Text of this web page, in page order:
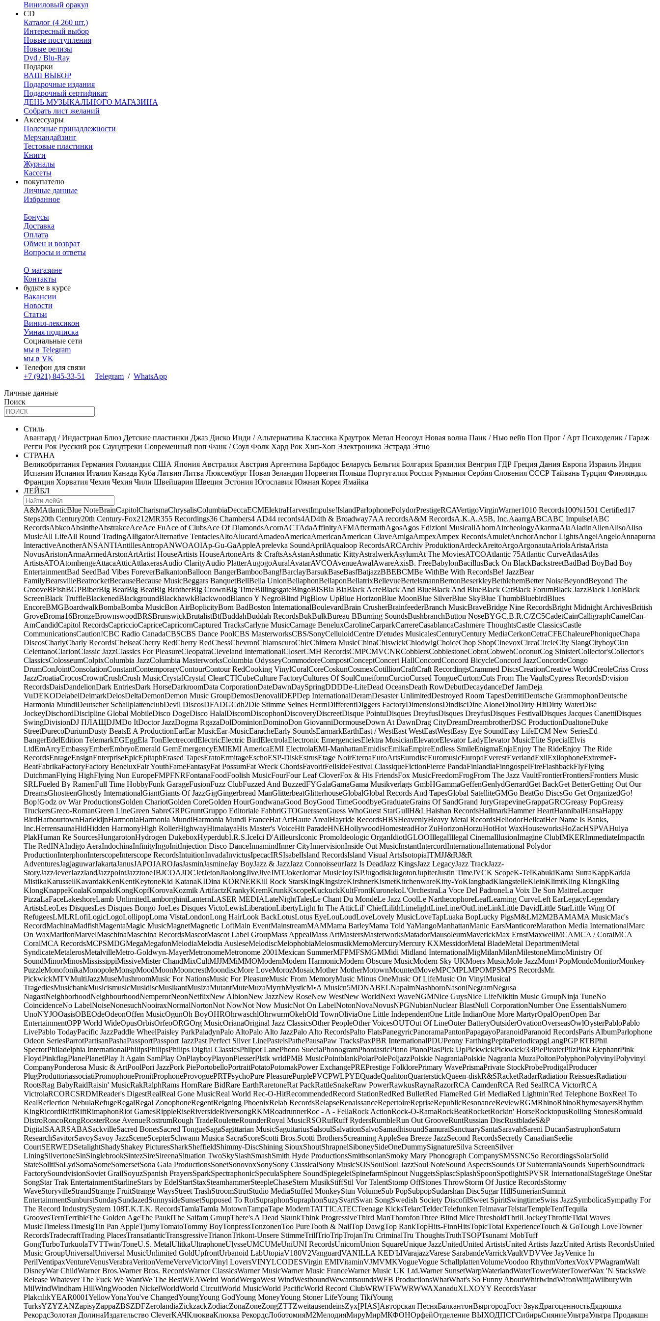
Виниловый оракул
CD
Каталог (4 260 шт.)
Интересный выбор
Новые поступления
Новые релизы
Dvd / Blu-Ray
Подарки
ВАШ ВЫБОР
Подарочные издания
Подарочный сертификат
ДЕНЬ МУЗЫКАЛЬНОГО МАГАЗИНА
Собрать лист желаний
Аксессуары
Полезные принадлежности
Мерчандайзинг
Тестовые пластинки
Книги
Журналы
Кассеты
покупателю
Личные данные
Избранное
Бонусы
Доставка
Оплата
Обмен и возврат
Вопросы и ответы
О магазине
Контакты
будьте в курсе
Вакансии
Новости
Статьи
Винил-лексикон
Умная подписка
Социальные сети
мы в Telegram
мы в VK
Телефон для связи
+7 (921) 845-33-51
Telegram / WhatsApp
Личные данные
Поиск
Стиль
Авангард / Индастриал Блюз Детские пластинки Джаз Диско Инди / Альтернатива Классика Краутрок Метал Неосоул Новая волна Панк / Нью вейв Поп Прог / Арт Психоделик / Гараж
Регги Рок Русский рок Саундтреки Современный поп Фанк / Соул Фолк Хард Рок Хип-Хоп Электроника Эстрада Этно
СТРАНА
Великобритания Германия Голландия США Япония Австралия Австрия Аргентина Барбадос Беларусь Бельгия Болгария Бразилия Венгрия ГДР Греция Дания Европа Израиль Индия
Испания Испания Италия Канада Куба Латвия Литва Люксембург Новая Зеландия Норвегия Польша Португалия Россия Румыния Сербия Словения СССР Тайвань Турция Финляндия
Франция Хорватия Чехия Чехия Чили Швейцария Швеция Эстония Югославия Южная Корея Ямайка
ЛЕЙБЛ
A&MAtlanticBlue NoteBrainCapitolCharismaChrysalisColumbiaDeccaECMElektraHarvestImpulse!IslandParlophonePolydorPrestigeRCAVertigoVirginWarner1010 Records100%1501 Certified17
Steps20th Century20th Century-Fox21 2MR355 Recordings36 Chambers4 AD44 records4AD4th & Broadway7AA recordsA&M RecordsA.K.A.A5B, Inc.AaarrgABCABC Impulse!ABC
RecordsAbkcoAbsintheAbstrakceAceAce FuAce of ClubsAce Of DiamondsAcornACTAdaAffinityAFMAftermathAgosAgos Edizioni MusicaliAhornAircheologyAkarmaAlaAladinAlienAlisoAliso
MusicAll LifeAll Round TradingAlligatorAlternative TentaclesAltoAlucardAmadeoAmericaAmericanAmerican ClaveAmigaAmpexAmpex RecordsAmuletAnchorAnchor LightsAngelAngeloAnnapurna
InteractiveAnotherANSANTIAntillesAntropANWOAOIAp-Gu-GaAppleAprelevka SoundAprilAqualoop RecordsARCArchiv ProduktionArdeckAreitoArgoArgonautaAriolaAristaArista
NovusAristonArmaArmedArstonArtArtist HouseArtists HouseArtoneArts & CraftsAsAstanAsthmatic KittyAstralwerkAsylumAt The MoviesATCOAtlantic 75Atlantic CurveAtlasAtlas
ArtistsATOAtomhengeAttacaAtticAttlaxerasAudio ClarityAudio PlatterAugogoAuralAvatarAVCOAvenueAwalAwareAxisB. FreeBabylonBacillusBack On BlackBackstreetBadBad BoyBad Boy
EntertainmentBad SeedBad Vibes ForeverBalkantonBalloon BangerBambooBang!BarclayBarsukBaseBasfBatjazzBBEBCMBe WithBe With RecordsBe! JazzBear
FamilyBearsvilleBeatrocketBecauseBecause MusicBeggars BanquetBellBella UnionBellaphonBellaponBellatrixBellevueBertelsmannBertonBeserkleyBethlehemBetter NoiseBeyondBeyond The
GrooveBFishBGPBiberBig BearBig BeatBig BrotherBig CrownBig TimeBillingsgateBingoBISBla BlaBlack AcreBlack And BlueBlack And BlueBlack CatBlack ForumBlack JazzBlack LionBlack
ScreenBlack TruffleBlackenedBlackgroundBlackhawkBlackwoodBlanco Y NegroBlind PigBlow UpBlue HorizonBlue MoonBlue SilverBlue SkyBlue ThumbBluebirdBlues
EncoreBMGBoardwalkBombaBomba MusicBon AirBoplicityBorn BadBoston InternationalBoulevardBrain CrusherBrainfeederBranch MusicBraveBridge Nine RecordsBright Midnight ArchivesBritish
GroveBroma16BronzeBrownswoodBRSBrunswickBrutalistBtfBuddahBuddah RecordsBukBulkBureau BBurning SoundsBushbranchButton NoseBYGC.B.R.C/ZC5CadetCainCalligraphCamelCan-
AmCandidCapitol RecordsCapriccioCapriceCapricornCaptured TracksCarlyne MusicCarnage BeneluxCarolineCarparkCarrereCasablancaCashmere ThoughtsCastle ClassicsCastle
CommunicationsCaution!CBC Radio CanadaCBSCBS Dance PoolCBS MasterworksCBS/SonyCelluloidCentre D'etudes MusicalesCenturyCentury MediaCerkonCetraCFEChaleurePhoniqueChapa
DiscosCharlyCharly RecordsChelseaCherry RedCherry RedChessChevronChiaroscuroChicChimera MusicChinaChiswickChlodwigChoiceChop ShopCinevoxCircaCircleCity SlangCityboyClan
CelentanoClarionClassic JazzClassics For PleasureCleopatraCleveland InternationalCloserCMH RecordsCMPCMVCNRCobblersCobblestoneCobraCobwebCoconutCog SinisterCollector'sCollector's
ClassicsColosseumColpixColumbia JazzColumbia MasterworksColumbia OdysseyCommodoreCompostConceptConcert HallConcordConcord BicycleConcord JazzConcordeCongo
DrumConJointConsolationConstantContemporaryContourContour RedCooking VinylCoralCoreCoskunCosmexCotillionCraftCraft RecordingsCrammed DiscsCreationCreative WorldCreoleCriss Cross
JazzCroatiaCrocosCrownCrushCrush MusicCrystalCrystal ClearCTICubeCulture FactoryCultures Of SoulCuneiformCurcioCursed TongueCurtomCuts From The VaultsCypress RecordsD:vision
RecordsDaisDandelionDark EntriesDark HorseDarkroomData CorporationDateDawnDaySpringDDDDe-LiteDead OceansDeath RowDebutDecaydanceDef JamDeja
VuDEKODelabelDelmarkDelosDeltaDemonDemon Music GroupDemosDenovaliDEPDep InternationalDeramDesaster UnlimitedDestroyed Room TapesDetritiDeutsche GrammophonDeutsche
Harmonia MundiDeutscher SchallplattenclubDevil DiscosDFADGCdh2Die Stimme Seines HerrnDifferentDiggers FactoryDimensionsDindiscDine AloneDinoDirty HitDirty WaterDisc
JockeyDischordDiscipline Global MobileDisco DogeDisco HalalDiscomDiscophonDiscoveryDiscreetDisque PointuDisques DreyfusDisques DreyfusDisques FestivalDisques Jacques CanettiDisques
SwingDivisionDJ ПЛАЩDJMDo ItDoctor JazzDogma RgazaDolDominionDominoDon GiovanniDormouseDown At DawnDrag CityDreamDreambrotherDSC ProductionDualtoneDuke
StreetDurecoDuriumDusty BeatsE A ProductionEarEar MusicEar-MusicEaracheEarly SoundsEarmarkEarthEast / WestEast WestEastWestEasy Eye SoundEasy LifeECM New SeriesEd
BangerEdelEdition TelemarkEGEggEla TonElectrecordElectricElectric BirdElectrolaElectronic EmergenciesElektra MusicianElevatorElevator LadyElevator MusicElite SpecialElvis
LtdEmArcyEmbassyEmberEmbryoEmerald GemEmergencyEMIEMI AmericaEMI ElectrolaEMI-ManhattanEmidiscEmikaEmpireEndless SmileEnigmaEnjaEnjoy The RideEnjoy The Ride
RecordsEnrageEnsignEnterpriseEpicEpitaphErased TapesEratoErmitageEschoESP-DiskEstrusEtage NoirEternaEuroArtsEurodiscEuromusicEuropaEverestEverlandExilExilophoneExtremeF-
BeatFabrikaFactoryFactory BeneluxFair YouthFameFantasyFat PossumFat Wreck ChordsFavoritFellsideFestival ClassiqueFictionFierce PandaFinlandiaFinngospelFireFlashbackFlyFlying
DutchmanFlying HighFlying Nun EuropeFMPFNRFontanaFoodFoolish MusicFourFour Leaf CloverFox & His FriendsFox MusicFreedomFrogFrom The Jazz VaultFrontierFrontiersFrontiers Music
SRLFueled By RamenFull Time HobbyFunk GarageFusionFuzz ClubFuzzed And BuzzedFYGalaGamaGama Musikverlags GmbHGammaGeffenGenlydGerrardGet BackGet BetterGetting Out Our
DreamsGhosteenGhostly InternationalGiantGiants Of JazzGigGingerbread ManGlitterbeatGlitterhouseGlobalGlobal Records And TapesGlobal SatelliteGMGo BeatGo DiscsGo Get OrganizedGo!
Bop!Godz ov War ProductionsGolden ChariotGolden CoreGolden HourGondwanaGood BoyGood TimeGoodbyeGraduateGrains Of SandGrand JuryGrapevineGrappaGRCGreasy PopGreasy
TruckersGreco-RomanGreen LineGreen SabreGRPGruntGruppo Editoriale FabbriGTOGuerssenGuess WhoGuest StarGullH&LHaishan RecordsHallmarkHammer HeartHannibalHansaHappy
BirdHarbourtownHarlekijnHarmoniaHarmonia MundiHarmonia Mundi FranceHat ArtHaute ArealHayride RecordsHBSHeavenlyHeavy Metal RecordsHeliodorHellcatHer Name Is Banks,
Inc.HerrensaunaHidHidden HarmonyHigh RollerHighwayHimalayaHis Master's VoiceHit ParadeHNEHollywoodHomesteadHor ZuHorizonHorzuHotHot WaxHouseworksHoZacHSPVAHulya
PlakHuman Re SourcesHungarotonHydrogen DukeboxHyperdubI.R.S.IceIci D'AilleursIconic PromoIdeologic OrganIdiotIGLOOIllegalIllegal CinemaIllusionImagine ClubIMKERImmediateImpactIn
The RedINAIndigo AeraIndochinaInfinityIngoInitInjection Disco DanceInnamindInner CityInnervisionInside Out MusicInstantIntercordInternationalInternational Polydor
ProductionInterphonInterscopeInterscope RecordsIntuitionInvadaInvictusIpecacIRSIsabelIsland RecordsIsland Visual ArtsIsotopiaITMJJ&RJ&R
AdventuresJagjaguwarJakartaJanusJAPOJAROJasJasminJasmineJay BoyJazz & JazzJazz ConnoisseurJazz Is DeadJazz KingsJazz LegacyJazz TrackJazz-
StoryJazz4everJazzlandJazzpointJazztoneJBJCOAJDCJetJetonJiaolongJiveJiveJMTJokerJomar MusicJoyJSPJugodiskJugotonJupiterJustin TimeJVCK ScopeK-TelKabukiKama SutraKappKarkia
MistikaKarussellKavardakKenKentKeytoneKid KatanaKIDina KORNERKill Rock StarsKingKingsizeKirshnerKismetKitchenwareKitty-YoKlangbadKlangstelleKleinKlimtKling KlangKling
KlongKnappeKoalaKompaktKongKopfKorovaKozmik ArtifactzKrankyKremKrunkKscopeKuckuckKultFrontKuronekoL'OrchestraLa Voce Del PadroneLa Voix De Son MaitreLacquer
PizzaLaFaceLakeshoreLamb UnlimitedLamborghiniLanternLASER MEDIALateNightTalesLe Chant Du MondeLe Jazz CoolLe NarthecophoreLeafLearning CurveLeft EarLegacyLegendary
ArtistsLeoLes DisquesLes Disques Bongo JoeLes Disques VictoLewisLiberationLibertyLight In The AtticLil' ChiefLilithLimelightLineLine/OutLineLinkLittle DavidLittle StarLittle Wing Of
RefugeesLMLRLofiLogicLogoLollipopLoma VistaLondonLong HairLook BackLotusLotus EyeLouLoudLoveLovely MusicLoveTapLuaka BopLucky PigsM&LM2M2BAMAMA MusicMac's
RecordMachinaMadfishMagentaMagic MusicMagnetMagnetic LoftMain EventMainstreamMAMMama BarleyMama Told YaMangoManhattanManic EarsManticoreMarathon Media InternationalMarc
On WaxMarifonMarvelMaschinaMaschina RecordsMascotMascot Label GroupMass AppealMass ArtMastersMasterworksMatadorMausoleumMaverickMax ErnstMaxwellMCAMCA / CoralMCA
CoralMCA RecordsMCPSMDGMegaMegafonMelodiaMelodia AusleseMelodiscMelophobiaMelosmusikMemoMercuryMercury KXMessidorMetal BladeMetal DepartmentMetal
SyndicateMetalerosMetalvilleMetro-Goldwyn-MayerMetronomeMetronome 2001Mexican SummerMFPMFSMGMMidi Midland InternationalMigMilanMilanMilestoneMimoMinistry Of
SoundMinorMinosMississippiMissiveMister ChandMixCultMJJMMiMMOModernModern HarmonicModern Obscure MusicModern Sky UKMoers MusicMole JazzMom+PopMondoMonitorMonkey
PuzzleMonofonikaMonopoleMonspMoodMoonMooncrestMoondiscMore LoveMorozMosaicMother MotherMotownMountedMoveMPCMPLMPOMPSMPS RecordsMr.
PickwickMTVMultiJazzMuseMushroomMusic For NationsMusic For PleasureMusic From MemoryMusic Minus OneMusic Of LifeMusic On VinylMusical
TragediesMusicbankMusicismusicMusidiscMusikantMusizaMutantMuteMuzaMyrrhMysticM•A Musicn5MDNABELNapalmNashboroNasoniNegramNegusa
NagastNeighborhoodNeighbourhoodNemperorNeonNetflixNew AlbionNew JazzNew RoseNew WestNew WorldNext WaveNGMNice GuysNice LifeNikitin Music GroupNinja TuneNo
CoincidenceNo LabelNoiseNonesuchNooiraxNormalNortonNot NowNot Now MusicNot On LabelNotonNovaNovusNPGNubianNuclear BlastNull CorporationNumber One EssentialsNumero
UnoNYJOOasisOBEOdeOdeonOffen MusicOgunOh BoyOHROhrwaschlOhrwurmOkehOld TownOliviaOne Little IndependentOne Little IndianOne More MartyrOpalOpenOpen Bar
EntertainmentOPP World WideOpusOrbisOrfeoORGOrg MusicOrianaOriginal Jazz ClassicsOther PeopleOther VoicesOUTOut Of LineOuter BatteryOutsiderOvationOverseasOwlOysterPabloPablo
LivePablo TodayPacific JazzPaddle WheelPaisley ParkPaladynPalo AltoPalo Alto JazzPalo Alto RecordsPalto FlatsPanegyricPanoramaPantonPapagayoParanoidParanoid RecordsParis AlbumParlophone
Odeon SeriesParrotPartisanPashaPassportPassport JazzPast Perfect Silver LinePastelsPathePausaPaw TracksPaxPBR InternationalPDUPenny FarthingPepitaPeriodicapgLangPGP RTBPhil
SpectorPhiladelphia InternationalPhilipsPhilipsPhilips Digital ClassicsPhilpot LanePhono SueciaPhonogramPhontasticPiano PianoPiasPick UpPickwickPickwick/33PiePieaterPilzPink ElephantPink
FloydPinkflagPlanePlanetPlay It Again SamPlay OnPlayboyPlayonPlesserPlstk wrldPMB MusicPointblankPolarPolePoljazzPolskie NagraniaPolskie Nagrania MuzaPoltonPolyphonPolyvinylPolyvinyl
CompanyPonderosa Music & ArtPoolPori JazzPork PiePortobelloPortraitPotatoPotomakPower ExchangePREPrestige FolklorePrimary WavePrismaPrivate StockProbeProdigalProducer
PlugProduttoriassociatiPromophonePronitProphoneProvoguePRTPsychoPure PleasurePurplePVCPWLPYEQuadeQualitonQuarterstickQueen-diskR&SRacketRadarRadiation ReissuesRadiation
RootsRag BabyRaidRaisin' MusicRakRalphRams HornRare BidRare EarthRaretoneRat PackRattleSnakeRaw PowerRawkusRaynaRazorRCA CamdenRCA Red SealRCA VictorRCA
VictrolaRCORCSRDMReader's DigestRealReal Gone MusicReal World Rec-O-HitRecommendedRecord StationRedRed BulletRed FlameRed Girl MediaRed Lightnin'Red Telephone BoxReel To
RealReflection NebulaRefugeRegalRegal ZonophoneRegentReigning PhoenixRelab RecordsRelapseRenaissanceRepertoireRepriseRepublicResonanceReviewRGMRhinoRhinoRhymesayersRhythm
KingRicordiRiffRiftRimaphonRiot GamesRippleRiseRiversideRiversongRKMRoadrunnerRoc - A - FellaRock ActionRock-O-RamaRockBeatRocketRockin' HorseRocktopusRolling StonesRomuald
DistroRoncoRongRoosterRose AvenueRostrumRough TradeRouletteRounderRoyal MusicRSORufRuff RydersRumbleRun Out GrooveRuntRussian DiscRustbladeS&P
DigitalSAARSABASackvilleSacred BonesSacred TongueSagaSagittarian MusicSaguitariusSalsoulSalvationSalvoSamadhisoundSamuraiSanctuarySantaSaravahSareni DucanSastruphonSaturn
ResearchSavitorSavoySavoy JazzSceneScepterSchwann Musica SacraScoreScotti Bros.Scotti BrothersScreaming AppleSea Breeze JazzSecond RecordsSecretly CanadianSeelie
CourtSERWEDSetalightShadyShakey PicturesSharkSheffieldShimmy-DiscShining SiouxShoutShrapnelSiboneySideOneDummySignatureSilva ScreenSilver
LiningSilvertoneSinSinglebrookSintezSireSireenaSituation TwoSkySlashSmashSmith Hyde ProductionsSmithsonianSmoky Mary Phonograph CompanySMSSNCSo RecordingsSolarSolid
StateSolitiSoLydSomaSomeSomersetSona Gaia ProductionsSonetSonovoxSonySony ClassicalSony MusicSOSSoulSoul JazzSoul NoteSound AspectsSounds Of SubterraniaSounds SuperbSoundtrack
FactorySoundvisionSoviet GrailSoyuzSpanish PrayersSparkSpectraphonicSpeculaSphere SoundSpiegeleiSpinefarmSpinout NuggetsSplascSplashSpoonSpotlightSPVSR InternationalStageStage OneStar
SongStar Trak EntertainmentStarlineStars by EdelStartStaxSteamhammerSteepleChaseStern MusikStiffStil Vor TalentStomp OffStones ThrowStorm Of Justice RecordsStormy
WaveStoryvilleStrandStrange FruitStrange WaysStreet TrashStroomStrutStudio MediaStuffed MonkeyStun VolumeSub PopSubpopSudarshan DiscSugar HillSumerianSummit
EntertainmentSunburstSundaySundazedSunnysideSunsetSupposed To RotSupraphonSupraphonSuzySvartSwan SongSwedish Society DiscofilSweet SpiritSwingtimeSwiss JazzSymbolicaSympathy For
The Record IndustrySystem 108T.K.T.K. RecordsTamlaTamla MotownTampaTape ModernTATTICATECTeenage KicksTelarcTeldecTelefunkenTelmavarTelstarTempleTentTequila
GroovesTernTerribleThe Golden AgeThe PaukiThe Saifam GroupThere's A Dead SkunkThink ProgressiveThird ManThorofonThree Blind MiceThresholdThrill JockeyThrottleTidal Waves
MusicTimelessTimesigTin Pan AppleTjumyTomatoTommy BoyTonpressTonzonenToo PureTooth & NailTop DawgTop RankTopHits-FinnHitsTopicTotal ExperienceTouch & GoTough LoveTowner
RecordsTradecraftTrading PlacesTransatlanticTransgressiveTrianonTrikont-Unsere StimmeTrillTrioTripTrojanTru CriminalTru ThoughtsTruthTSOPTsunami MobTuff
GongTurboTurkuolaTVTTwin/ToneU.S. MetalUlitkaUltraphoneUlysseUMCUMeUniUNI RecordsUnicornUnion SquareUnique JazzUnitedUnited ArtistsUnited Artists JazzUnited Artists RecordsUnited
Music GroupUniversalUniversal MusicUnlimited GoldUpfrontUrbanoid LabUtopiaV180V2VanguardVANILLA KED'ЫVarajazzVarese SarabandeVarrickVaultVDVVee JayVenice In
PerilVentipaxVentureVenusVerabraVeritonVerneVerveVictorVinyl LoversVINYLCODESVirgin EMIVitaminVJMVMKVogueVogue SchallplattenVolumeVoodoo RhythmVortexVoxVPWagramWalt
DisneyWar ChildWarner Bros.Warner Bros. RecordsWarner ClassicsWarner MusicWarner Music FranceWarner Music UK Ltd.Warner SunsetWarpWaterlandWaterTowerWaterTowerWax 'N StacksWe
Release Whatever The Fuck We WantWe The BestWEAWeird WorldWergoWest WindWestboundWewantsoundsWFB ProductionsWhatWhat's So Funny AboutWhirlwindWifonWiiijaWilburyWin
MilWindWindham HillWingWooden NickelWorldWorld CircuitWorld MusicWorld PacificWorld Record ClubWRWTFWWRWWAXanaduXLXOYY RecordsYasar
PlakcılıkYEAR0001YellowYonaYou've ChangedYoungYoung GodYoung MoneyYoung Stoner LifeYoung TikiYoung
TurksYZYZANZapisyZappaZBSZDFZerolandiaZickzackZodiacZonaZoneZongZTTZweitausendeinsZyx[PIAS]Авторская ПесняБалкантонВыргородГост ЗвукДрагоценностьДядюшка
РекордсЗолотая ДолинаИздательство CleverКАЧКлюкваКлюква РекордсЛоботомияМ2МелодияМируМирМКФОНОрфейОтделение ВЫХОДПСГСибирьСияниеУльтраУльтра Продакшн